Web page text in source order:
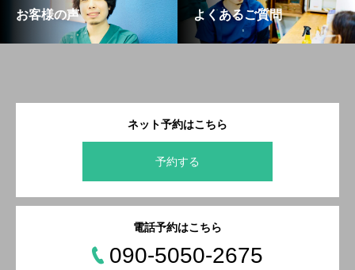
お客様の声 よくあるご質問
ネット予約はこちら
予約する
電話予約はこちら
090-5050-2675